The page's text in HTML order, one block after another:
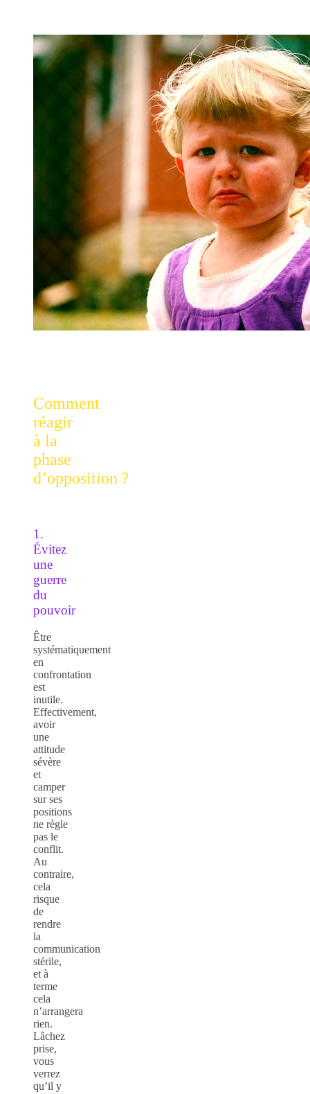
Comment
réagir
à la
phase
d’opposition ?
1.
Évitez
une
guerre
du
pouvoir
Être
systématiquement
en
confrontation
est
inutile.
Effectivement,
avoir
une
attitude
sévère
et
camper
sur ses
positions
ne règle
pas le
conflit.
Au
contraire,
cela
risque
de
rendre
la
communication
stérile,
et à
terme
cela
n’arrangera
rien.
Lâchez
prise,
vous
verrez
qu’il y